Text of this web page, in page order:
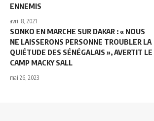
ENNEMIS
avril 8, 2021
SONKO EN MARCHE SUR DAKAR : « NOUS
NE LAISSERONS PERSONNE TROUBLER LA
QUIÉTUDE DES SÉNÉGALAIS », AVERTIT LE
CAMP MACKY SALL
mai 26, 2023